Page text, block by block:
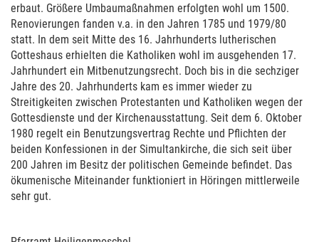
erbaut. Größere Umbaumaßnahmen erfolgten wohl um 1500.
Renovierungen fanden v.a. in den Jahren 1785 und 1979/80
statt. In dem seit Mitte des 16. Jahrhunderts lutherischen
Gotteshaus erhielten die Katholiken wohl im ausgehenden 17.
Jahrhundert ein Mitbenutzungsrecht. Doch bis in die sechziger
Jahre des 20. Jahrhunderts kam es immer wieder zu
Streitigkeiten zwischen Protestanten und Katholiken wegen der
Gottesdienste und der Kirchenausstattung. Seit dem 6. Oktober
1980 regelt ein Benutzungsvertrag Rechte und Pflichten der
beiden Konfessionen in der Simultankirche, die sich seit über
200 Jahren im Besitz der politischen Gemeinde befindet. Das
ökumenische Miteinander funktioniert in Höringen mittlerweile
sehr gut.